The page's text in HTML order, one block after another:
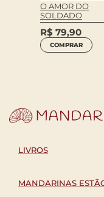
O AMOR DO
SOLDADO
R$ 79,90
COMPRAR
LIVROS
MANDARINAS